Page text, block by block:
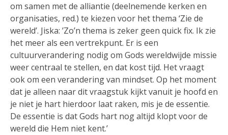
om samen met de alliantie (deelnemende kerken en
organisaties, red.) te kiezen voor het thema ‘Zie de
wereld’. Jiska: ’Zo’n thema is zeker geen quick fix. Ik zie
het meer als een vertrekpunt. Er is een
cultuurverandering nodig om Gods wereldwijde missie
weer centraal te stellen, en dat kost tijd. Het vraagt
ook om een verandering van mindset. Op het moment
dat je alleen naar dit vraagstuk kijkt vanuit je hoofd en
je niet je hart hierdoor laat raken, mis je de essentie.
De essentie is dat Gods hart nog altijd klopt voor de
wereld die Hem niet kent.’